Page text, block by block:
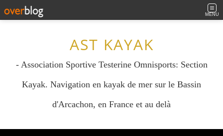
MENU
AST KAYAK
- Association Sportive Testerine Omnisports: Section
Kayak. Navigation en kayak de mer sur le Bassin
d'Arcachon, en France et au delà